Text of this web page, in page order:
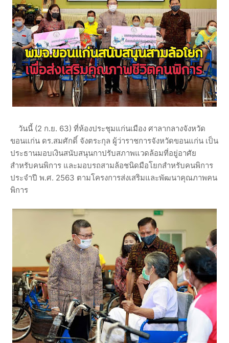
วันนี้ (2 ก.ย. 63) ที่ห้องประชุมแก่นเมือง ศาลากลางจังหวัด
ขอนแก่น ดร.สมศักดิ์ จังตระกุล ผู้ว่าราชการจังหวัดขอนแก่น เป็น
ประธานมอบเงินสนับสนุนกาปรับสภาพแวดล้อมที่อยู่อาศัย
สำหรับคนพิการ และมอบรถสามล้อชนิดมือโยกสำหรับคนพิการ
ประจำปี พ.ศ. 2563 ตามโครงการส่งเสริมและพัฒนาคุณภาพคน
พิการ